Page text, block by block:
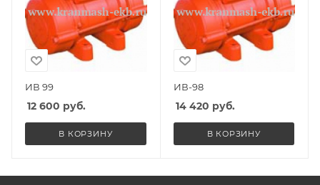
ИВ 99
12 600 руб.
В КОРЗИНУ
ИВ-98
14 420 руб.
В КОРЗИНУ